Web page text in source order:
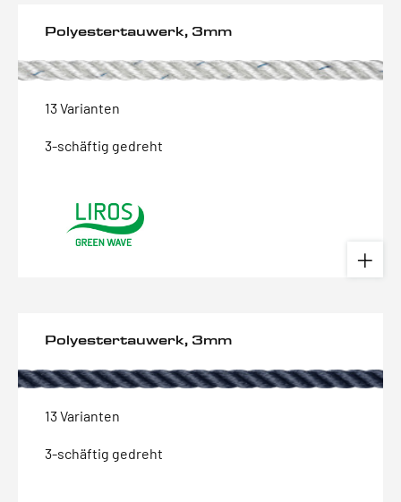
Polyestertauwerk, 3mm
13 Varianten
3-schäftig gedreht
Polyestertauwerk, 3mm
13 Varianten
3-schäftig gedreht